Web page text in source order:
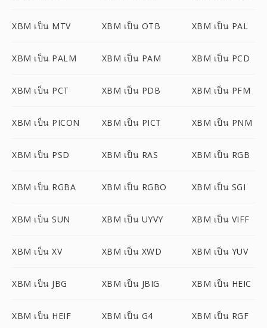
XBM เป็น MTV XBM เป็น OTB XBM เป็น PAL
XBM เป็น PALM XBM เป็น PAM XBM เป็น PCD
XBM เป็น PCT XBM เป็น PDB XBM เป็น PFM
XBM เป็น PICON XBM เป็น PICT XBM เป็น PNM
XBM เป็น PSD XBM เป็น RAS XBM เป็น RGB
XBM เป็น RGBA XBM เป็น RGBO XBM เป็น SGI
XBM เป็น SUN XBM เป็น UYVY XBM เป็น VIFF
XBM เป็น XV XBM เป็น XWD XBM เป็น YUV
XBM เป็น JBG XBM เป็น JBIG XBM เป็น HEIC
XBM เป็น HEIF XBM เป็น G4 XBM เป็น RGF